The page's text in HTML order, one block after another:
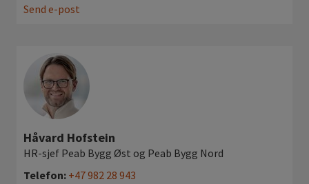
Send e-post
Håvard Hofstein
HR-sjef Peab Bygg Øst og Peab Bygg Nord
Telefon: +47 982 28 943